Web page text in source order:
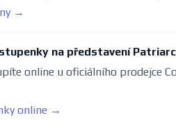
→
na představení
online u oficiálního prodejce
online →